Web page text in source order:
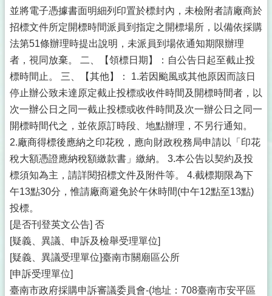
並將電子憑據書面明細列印置於標封內，未檢附者請廠商於
招標文件所定開標時間派員到指定之開標場所，以備依採購
法第51條辦理時提出說明，未派員到場依通知期限辦理
者，視同放棄。 二、【領標日期】：自公告日起至截止投
標時間止。 三、【其他】： 1.若因颱風或其他原因而該日
停止辦公致未達原定截止投標或收件時間及開標時間者，以
次一辦公日之同一截止投標或收件時間及次一辦公日之同一
開標時間代之，並依原訂時段、地點辦理，不另行通知。
2.廠商得標後應納之印花稅，應向財政稅務局申請以「印花
稅大額憑證應納稅額繳款書」繳納。 3.本公告以契約及投
標須知為主，請詳閱招標文件及附件等。 4.截標期限為下
午13點30分，惟請廠商避免於午休時間(中午12點至13點)
投標。
[是否刊登英文公告] 否
[疑義、異議、申訴及檢舉受理單位]
[疑義、異議受理單位]臺南市關廟區公所
[申訴受理單位]
臺南市政府採購申訴審議委員會-(地址：708臺南市安平區